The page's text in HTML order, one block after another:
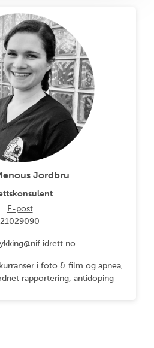
Jordbru
E-post
21029090
i foto & film og apnea,
rapportering, antidoping